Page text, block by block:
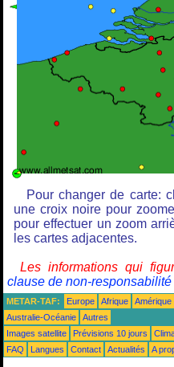
Pour changer de carte:
une croix noire pour
pour effectuer un zoom
les cartes adjacentes.
Les informations qui
clause de non-responsabilité
METAR-TAF: Europe Afrique Amérique
Australie-Océanie
Autres
Images satellite
Prévisions 10 jours
FAQ
Langues Contact Actualités A